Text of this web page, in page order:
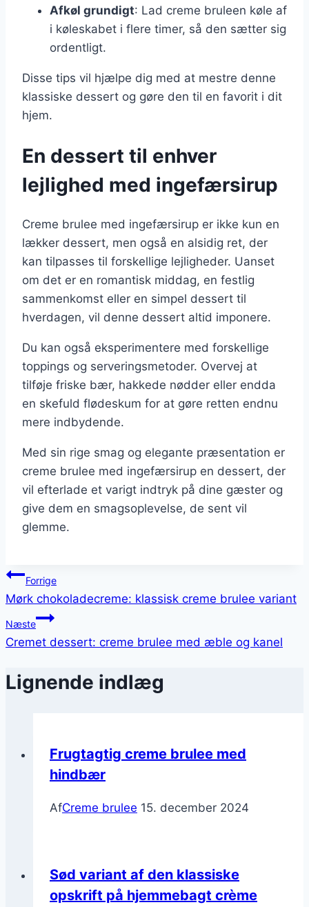
Afkøl grundigt: Lad creme bruleen køle af
i køleskabet i flere timer, så den sætter sig
ordentligt.
Disse tips vil hjælpe dig med at mestre denne
klassiske dessert og gøre den til en favorit i dit
hjem.
En dessert til enhver
lejlighed med ingefærsirup
Creme brulee med ingefærsirup er ikke kun en
lækker dessert, men også en alsidig ret, der
kan tilpasses til forskellige lejligheder. Uanset
om det er en romantisk middag, en festlig
sammenkomst eller en simpel dessert til
hverdagen, vil denne dessert altid imponere.
Du kan også eksperimentere med forskellige
toppings og serveringsmetoder. Overvej at
tilføje friske bær, hakkede nødder eller endda
en skefuld flødeskum for at gøre retten endnu
mere indbydende.
Med sin rige smag og elegante præsentation er
creme brulee med ingefærsirup en dessert, der
vil efterlade et varigt indtryk på dine gæster og
give dem en smagsoplevelse, de sent vil
glemme.
Indlægsnavigation
Forrige
Mørk chokoladecreme: klassisk creme brulee variant
Næste
Cremet dessert: creme brulee med æble og kanel
Lignende indlæg
Frugtagtig creme brulee med
hindbær
AfCreme brulee 15. december 2024
Sød variant af den klassiske
opskrift på hjemmebagt crème